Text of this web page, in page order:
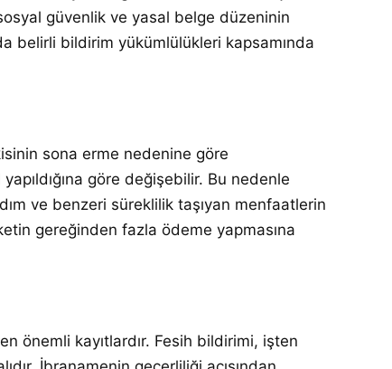
güvenlik ve yasal belge düzeninin
belirli bildirim yükümlülükleri kapsamında
sona erme nedenine göre
göre değişebilir. Bu nedenle
ve benzeri süreklilik taşıyan menfaatlerin
gereğinden fazla ödeme yapmasına
önemli kayıtlardır. Fesih bildirimi, işten